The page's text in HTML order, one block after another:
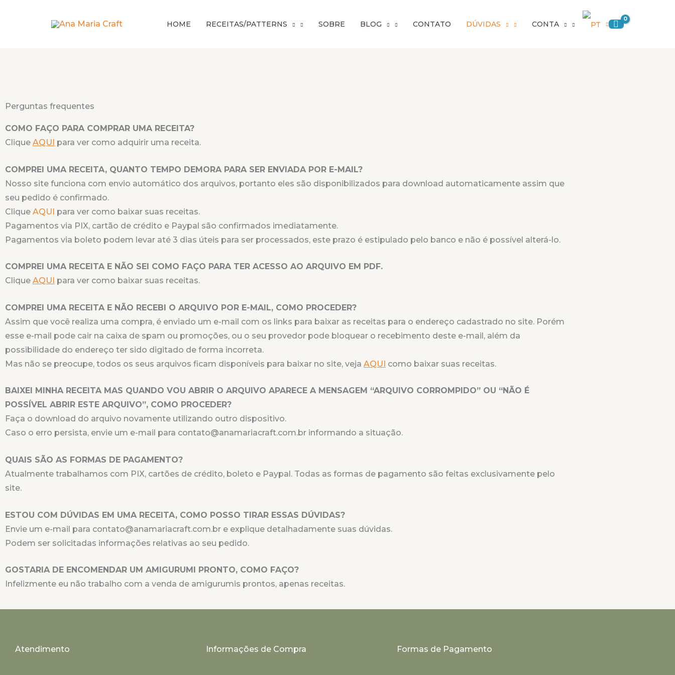
HOME RECEITAS/PATTERNS SOBRE BLOG CONTATO DÚVIDAS CONTA
Perguntas frequentes
COMO FAÇO PARA COMPRAR UMA RECEITA?
Clique AQUI para ver como adquirir uma receita.
COMPREI UMA RECEITA, QUANTO TEMPO DEMORA PARA SER ENVIADA POR E-MAIL?
Nosso site funciona com envio automático dos arquivos, portanto eles são disponibilizados para download automaticamente assim que
seu pedido é confirmado.
Clique AQUI para ver como baixar suas receitas.
Pagamentos via PIX, cartão de crédito e Paypal são confirmados imediatamente.
Pagamentos via boleto podem levar até 3 dias úteis para ser processados, este prazo é estipulado pelo banco e não é possível alterá-lo.
COMPREI UMA RECEITA E NÃO SEI COMO FAÇO PARA TER ACESSO AO ARQUIVO EM PDF.
Clique AQUI para ver como baixar suas receitas.
COMPREI UMA RECEITA E NÃO RECEBI O ARQUIVO POR E-MAIL, COMO PROCEDER?
Assim que você realiza uma compra, é enviado um e-mail com os links para baixar as receitas para o endereço cadastrado no site. Porém
esse e-mail pode cair na caixa de spam ou promoções, ou o seu provedor pode bloquear o recebimento deste e-mail, além da
possibilidade do endereço ter sido digitado de forma incorreta.
Mas não se preocupe, todos os seus arquivos ficam disponíveis para baixar no site, veja AQUI como baixar suas receitas.
BAIXEI MINHA RECEITA MAS QUANDO VOU ABRIR O ARQUIVO APARECE A MENSAGEM “ARQUIVO CORROMPIDO” OU “NÃO É
POSSÍVEL ABRIR ESTE ARQUIVO”, COMO PROCEDER?
Faça o download do arquivo novamente utilizando outro dispositivo.
Caso o erro persista, envie um e-mail para contato@anamariacraft.com.br informando a situação.
QUAIS SÃO AS FORMAS DE PAGAMENTO?
Atualmente trabalhamos com PIX, cartões de crédito, boleto e Paypal. Todas as formas de pagamento são feitas exclusivamente pelo
site.
ESTOU COM DÚVIDAS EM UMA RECEITA, COMO POSSO TIRAR ESSAS DÚVIDAS?
Envie um e-mail para contato@anamariacraft.com.br e explique detalhadamente suas dúvidas.
Podem ser solicitadas informações relativas ao seu pedido.
GOSTARIA DE ENCOMENDAR UM AMIGURUMI PRONTO, COMO FAÇO?
Infelizmente eu não trabalho com a venda de amigurumis prontos, apenas receitas.
Atendimento Informações de Compra Formas de Pagamento